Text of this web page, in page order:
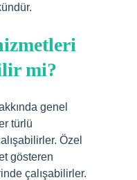
mi?
genel
türlü
Özel
gösteren
çalışabilirler.